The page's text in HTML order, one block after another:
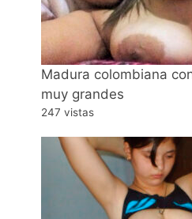
Madura colombiana
muy grandes
247 vistas